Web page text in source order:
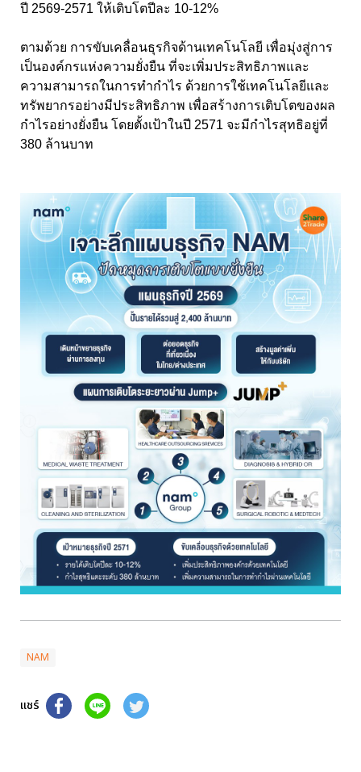
ปี 2569-2571 ให้เติบโตปีละ 10-12%
ตามด้วย การขับเคลื่อนธุรกิจด้านเทคโนโลยี เพื่อมุ่งสู่การ
เป็นองค์กรแห่งความยั่งยืน ที่จะเพิ่มประสิทธิภาพและ
ความสามารถในการทำกำไร ด้วยการใช้เทคโนโลยีและ
ทรัพยากรอย่างมีประสิทธิภาพ เพื่อสร้างการเติบโตของผล
กำไรอย่างยั่งยืน โดยตั้งเป้าในปี 2571 จะมีกำไรสุทธิอยู่ที่
380 ล้านบาท
NAM
แชร์